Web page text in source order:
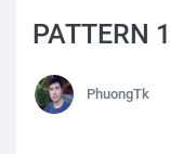
PATTERN
PhuongTk